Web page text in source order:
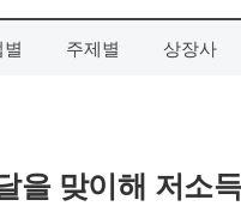
주제별 상장사
을 맞이해 저소